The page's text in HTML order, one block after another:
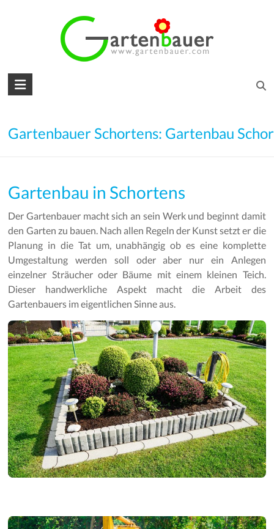
den
Träume
Gartengestaltung
–
Gartenbau
–
Gartenpflege
Gartenbauer Schortens: Gartenbau
Gartenbau in Schortens
Der Gartenbauer macht sich an sein Werk und beginnt damit
den Garten zu bauen. Nach allen Regeln der Kunst setzt er die
Planung in die Tat um, unabhängig ob es eine komplette
Umgestaltung werden soll oder aber nur ein Anlegen
einzelner Sträucher oder Bäume mit einem kleinen Teich.
Dieser handwerkliche Aspekt macht die Arbeit des
Gartenbauers im eigentlichen Sinne aus.